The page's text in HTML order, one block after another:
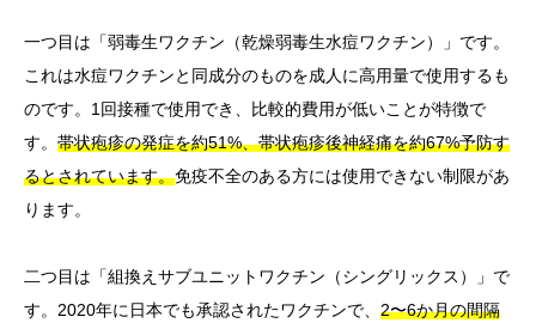
一つ目は「弱毒生ワクチン（乾燥弱毒生水痘ワクチン）」です。
これは水痘ワクチンと同成分のものを成人に高用量で使用するも
のです。1回接種で使用でき、比較的費用が低いことが特徴で
す。 帯状疱疹の発症を約51%、帯状疱疹後神経痛を約67%予防す
るとされています。免疫不全のある方には使用できない制限があ
ります。
二つ目は「組換えサブユニットワクチン（シングリックス）」で
す。2020年に日本でも承認されたワクチンで、 2〜6か月の間隔